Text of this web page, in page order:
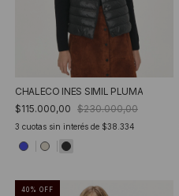
CHALECO INES SIMIL PLUMA
$115.000,00 $230.000,00
3 cuotas sin interés de $38.334
40 % OFF